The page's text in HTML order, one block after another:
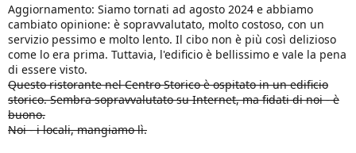
Aggiornamento: Siamo tornati ad agosto 2024 e abbiamo
cambiato opinione: è sopravvalutato, molto costoso, con un
servizio pessimo e molto lento. Il cibo non è più così delizioso
come lo era prima. Tuttavia, l'edificio è bellissimo e vale la pena
di essere visto.
Questo ristorante nel Centro Storico è ospitato in un edificio
storico. Sembra sopravvalutato su Internet, ma fidati di noi - è
buono.
Noi - i locali, mangiamo lì.